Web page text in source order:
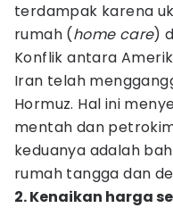
terdampak karena
rumah (home care)
Konflik antara
Iran telah
Hormuz. Hal ini
mentah dan
keduanya adalah
rumah tangga dan
2. Kenaikan harga